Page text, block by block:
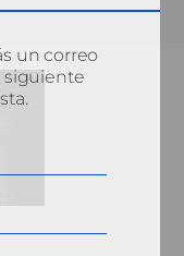
un correo